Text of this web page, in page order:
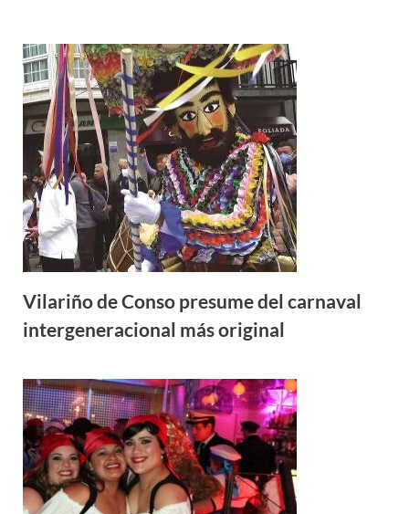
Vilariño de Conso presume del carnaval
intergeneracional más original